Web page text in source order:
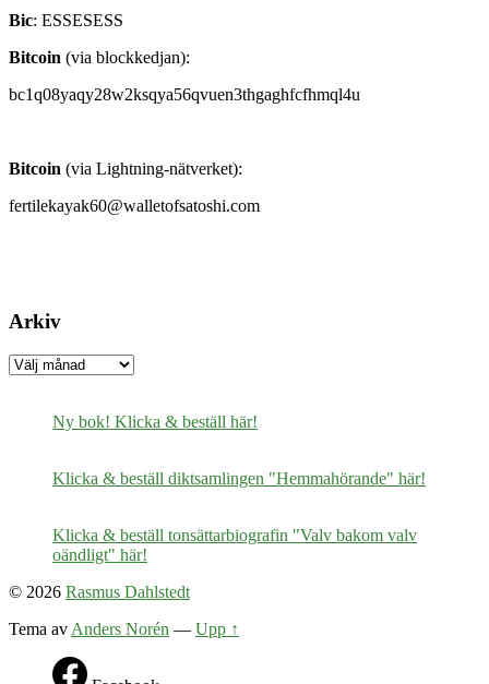
Bic: ESSESESS
Bitcoin (via blockkedjan):
bc1q08yaqy28w2ksqya56qvuen3thgaghfcfhmql4u
Bitcoin (via Lightning-nätverket):
fertilekayak60@walletofsatoshi.com
Arkiv
Arkiv
Ny bok! Klicka & beställ här!
Klicka & beställ diktsamlingen "Hemmahörande" här!
Klicka & beställ tonsättarbiografin "Valv bakom valv
oändligt" här!
© 2026 Rasmus Dahlstedt
Tema av Anders Norén — Upp ↑